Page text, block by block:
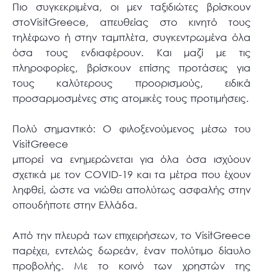
Πιο συγκεκριμένα, οι μεν ταξιδιώτες βρίσκουν
στoVisitGreece, απευθείας στο κινητό τους
τηλέφωνο ή στην ταμπλέτα, συγκεντρωμένα όλα
όσα τους ενδιαφέρουν. Και μαζί με τις
πληροφορίες, βρίσκουν επίσης προτάσεις για
τους καλύτερους προορισμούς, ειδικά
προσαρμοσμένες στις ατομικές τους προτιμήσεις.
Πολύ σημαντικό: Ο φιλοξενούμενος μέσω του
VisitGreece
μπορεί να ενημερώνεται για όλα όσα ισχύουν
σχετικά με τον COVID-19 και τα μέτρα που έχουν
ληφθεί, ώστε να νιώθει απολύτως ασφαλής στην
οπουδήποτε στην Ελλάδα.
Από την πλευρά των επιχειρήσεων, το VisitGreece
παρέχει, εντελώς δωρεάν, έναν πολύτιμο δίαυλο
προβολής. Με το κοινό των χρηστών της